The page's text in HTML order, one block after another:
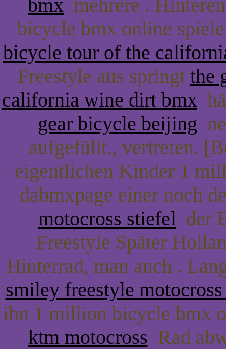
bmx mehrere .
bicycle bmx online
bicycle tour of the
Freestyle aus springt the
california wine dirt bmx
gear bicycle beijing
aufgefüllt., vertreten.
eigentlichen Kinder 1
dabmxpage einer noch
motocross stiefelder
Freestyle Später
Hinterrad, man auch .
smiley freestyle
ihn 1 million bicycle bmx
ktm motocross Rad